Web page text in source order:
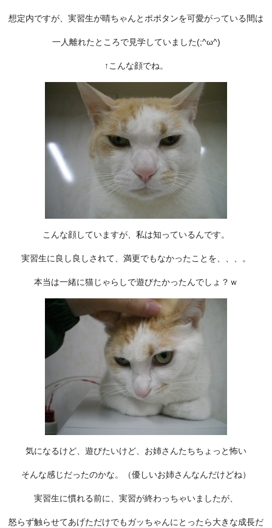
想定内ですが、実習生が晴ちゃんとポポタンを可愛がっている間は
一人離れたところで見学していました(;^ω^)
↑こんな顔でね。
こんな顔していますが、私は知っているんです。
実習生に良し良しされて、満更でもなかったことを、、、。
本当は一緒に猫じゃらしで遊びたかったんでしょ？ｗ
気になるけど、遊びたいけど、お姉さんたちちょっと怖い
そんな感じだったのかな。（優しいお姉さんなんだけどね）
実習生に慣れる前に、実習が終わっちゃいましたが、
怒らず触らせてあげただけでもガッちゃんにとったら大きな成長だ